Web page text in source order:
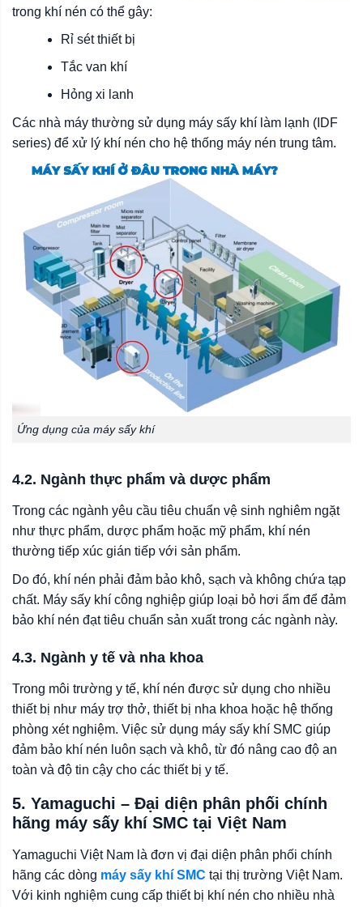
trong khí nén có thể gây:
Rỉ sét thiết bị
Tắc van khí
Hỏng xi lanh
Các nhà máy thường sử dụng máy sấy khí làm lạnh (IDF
series) để xử lý khí nén cho hệ thống máy nén trung tâm.
Ứng dụng của máy sấy khí
4.2. Ngành thực phẩm và dược phẩm
Trong các ngành yêu cầu tiêu chuẩn vệ sinh nghiêm ngặt
như thực phẩm, dược phẩm hoặc mỹ phẩm, khí nén
thường tiếp xúc gián tiếp với sản phẩm.
Do đó, khí nén phải đảm bảo khô, sạch và không chứa tạp
chất. Máy sấy khí công nghiệp giúp loại bỏ hơi ẩm để đảm
bảo khí nén đạt tiêu chuẩn sản xuất trong các ngành này.
4.3. Ngành y tế và nha khoa
Trong môi trường y tế, khí nén được sử dụng cho nhiều
thiết bị như máy trợ thở, thiết bị nha khoa hoặc hệ thống
phòng xét nghiệm. Việc sử dụng máy sấy khí SMC giúp
đảm bảo khí nén luôn sạch và khô, từ đó nâng cao độ an
toàn và độ tin cậy cho các thiết bị y tế.
5. Yamaguchi – Đại diện phân phối chính
hãng máy sấy khí SMC tại Việt Nam
Yamaguchi Việt Nam là đơn vị đại diện phân phối chính
hãng các dòng máy sấy khí SMC tại thị trường Việt Nam.
Với kinh nghiệm cung cấp thiết bị khí nén cho nhiều nhà